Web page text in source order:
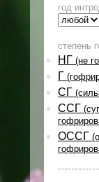
год
степень
НГ (не
Г
СГ
ССГ
ОССГ